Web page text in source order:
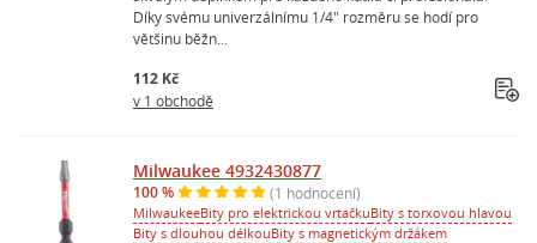
Díky svému univerzálnímu 1/4" rozměru se hodí pro
většinu běžn...
112 Kč
v 1 obchodě
Milwaukee 4932430877
100 % (1 hodnocení)
MilwaukeeBity pro elektrickou vrtačkuBity s torxovou hlavou
Bity s dlouhou délkouBity s magnetickým držákem